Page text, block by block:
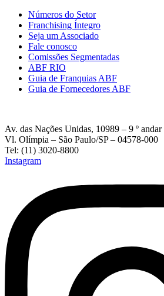
Números do Setor
Franchising Íntegro
Seja um Associado
Fale conosco
Comissões Segmentadas
ABF RIO
Guia de Franquias ABF
Guia de Fornecedores ABF
Av. das Nações Unidas, 10989 – 9 º andar
Vl. Olímpia – São Paulo/SP – 04578-000
Tel: (11) 3020-8800
Instagram